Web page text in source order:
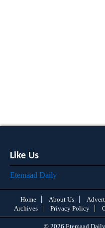
Like Us
Etemaad Daily
Home About Us
Archives
Privacy Policy
© 2026 Etemaad